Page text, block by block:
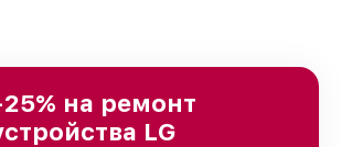
постоянно повышая
и лояльности наших
на ремонт
LG